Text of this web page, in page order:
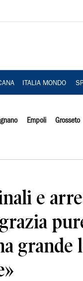
ITALIA MONDO
Empoli Grosseto
e
grande